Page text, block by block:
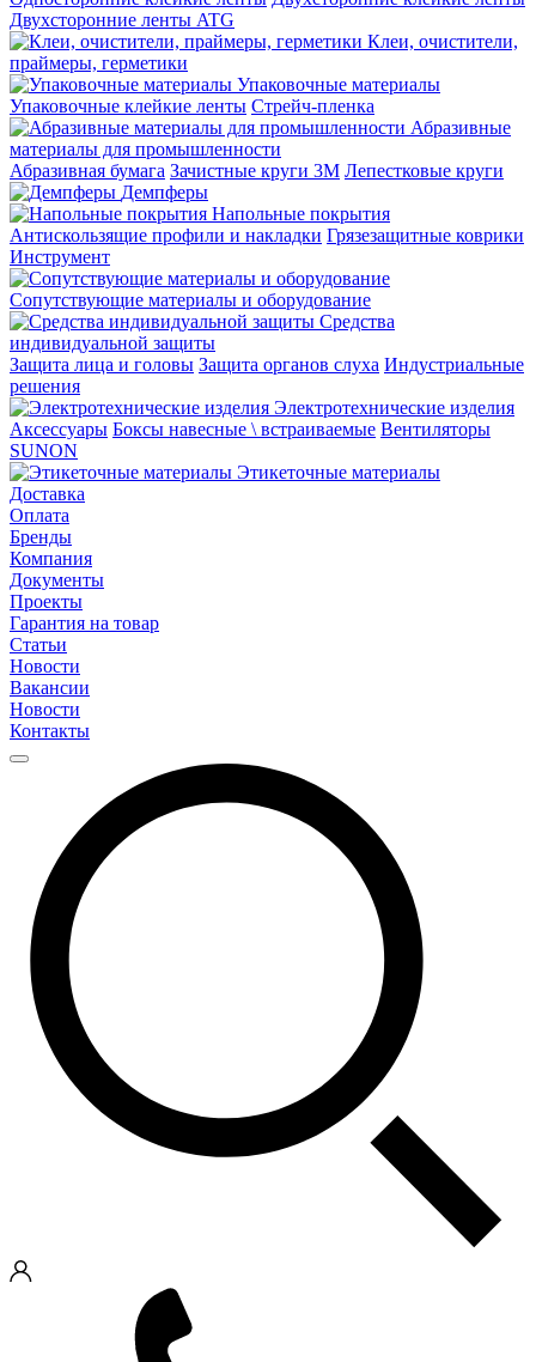
Двухсторонние ленты ATG
Клеи, очистители,
праймеры, герметики
Упаковочные материалы
Упаковочные клейкие ленты Стрейч-пленка
Абразивные
материалы для промышленности
Абразивная бумага Зачистные круги 3М Лепестковые круги
Демпферы
Напольные покрытия
Aнтискользящие профили и накладки Грязезащитные коврики
Инструмент
Сопутствующие материалы и оборудование
Средства
индивидуальной защиты
Защита лица и головы Защита органов слуха Индустриальные
решения
Электротехнические изделия
Аксессуары Боксы навесные \ встраиваемые Вентиляторы
SUNON
Этикеточные материалы
Доставка
Оплата
Бренды
Компания
Документы
Проекты
Гарантия на товар
Статьи
Новости
Вакансии
Новости
Контакты